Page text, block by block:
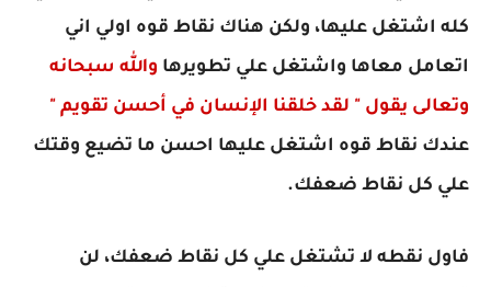
كله اشتغل عليها، ولكن هناك نقاط قوه اولي اني
اتعامل معاها واشتغل علي تطويرها والله سبحانه
وتعالى يقول " لقد خلقنا الإنسان في أحسن تقويم "
عندك نقاط قوه اشتغل عليها احسن ما تضيع وقتك
علي كل نقاط ضعفك.
فاول نقطه لا تشتغل علي كل نقاط ضعفك، لن